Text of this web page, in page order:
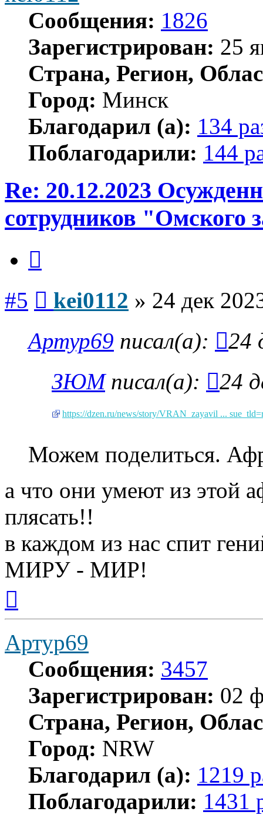
Сообщения: 1826
Зарегистрирован: 25
Страна, Регион,
Город: Минск
Благодарил (а): 134
Поблагодарили: 144
Re: 20.12.2023
сотрудников "Омского
#5 kei0112 » 24 дек
Артур69 писал(а):
24
ЗЮМписал(а): 24
https://dzen.ru/news/story/VRAN_zayavil ...
Можем поделиться.
а что они умеют из этой
плясать!!
в каждом из нас спит
МИРУ - МИР!
началу
Артур69
Сообщения: 3457
Зарегистрирован: 02
Страна, Регион,
Город: NRW
Благодарил (а): 1219
Поблагодарили: 1431